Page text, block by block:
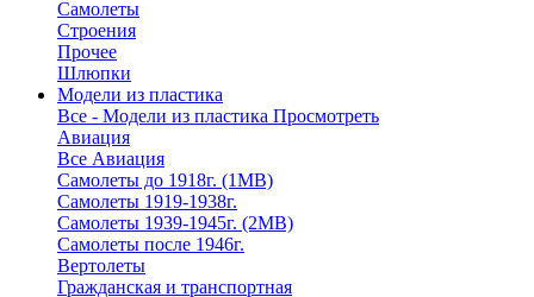
Самолеты
Строения
Прочее
Шлюпки
Модели из пластика
Все - Модели из пластика Просмотреть
Авиация
Все Авиация
Самолеты до 1918г. (1МВ)
Самолеты 1919-1938г.
Самолеты 1939-1945г. (2МВ)
Самолеты после 1946г.
Вертолеты
Гражданская и транспортная